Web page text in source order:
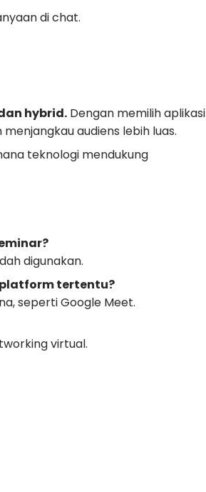
di chat.
hybrid. Dengan memilih aplikasi
audiens lebih luas.
teknologi mendukung
digunakan.
tertentu?
seperti Google Meet.
virtual.